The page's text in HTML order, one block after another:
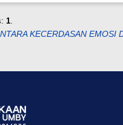
1.
KECERDASAN EMOSI